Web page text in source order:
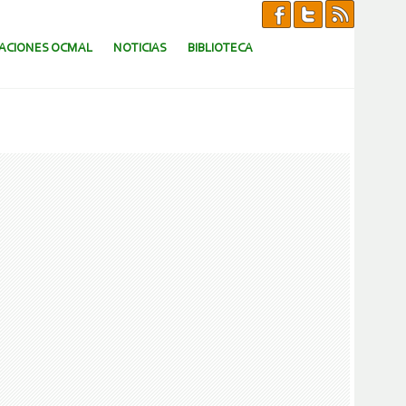
OCMAL NOTICIAS BIBLIOTECA